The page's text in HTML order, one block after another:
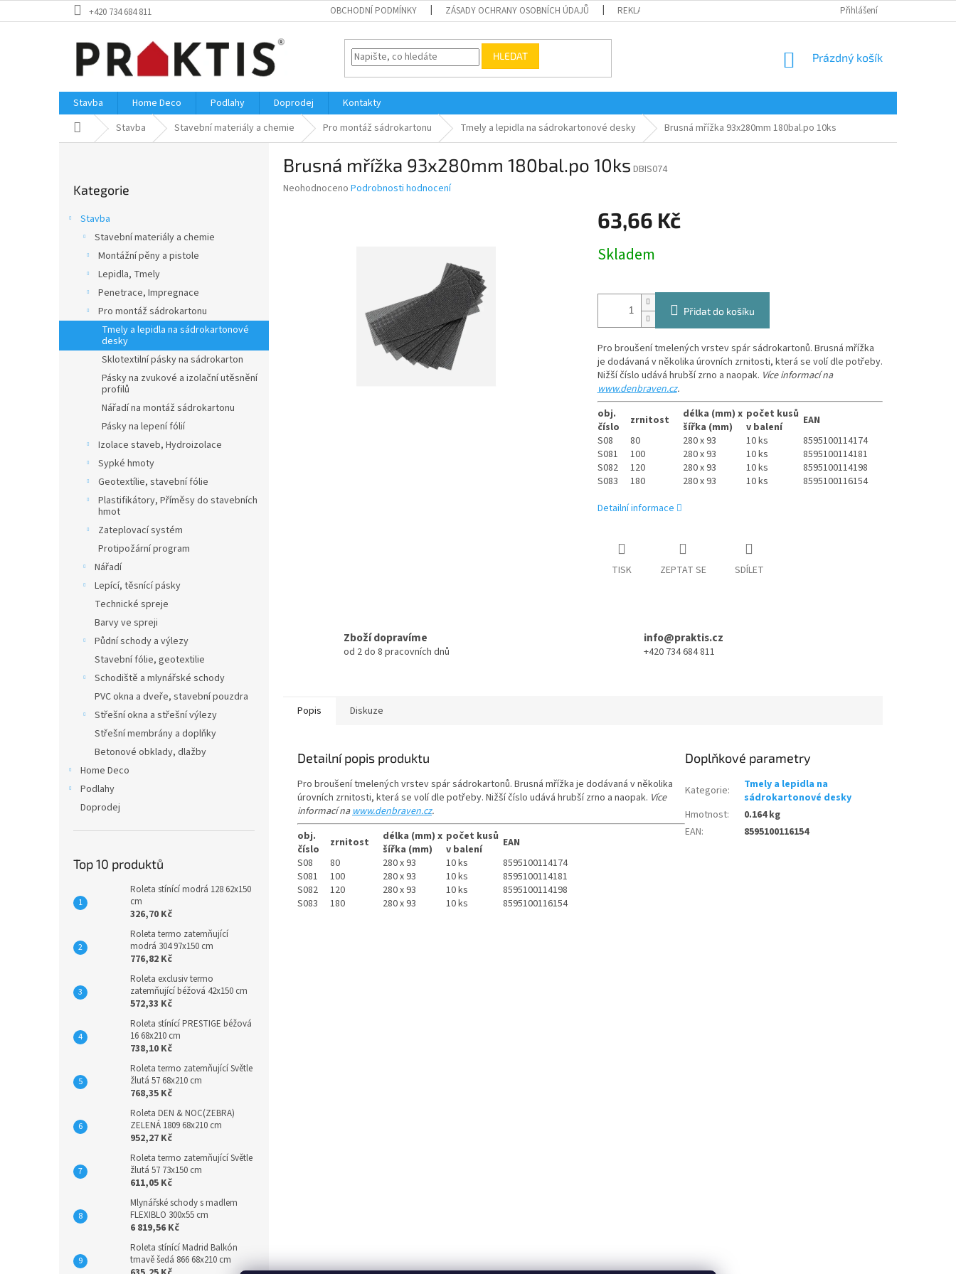
na
+420 734 684 811 OBCHODNÍ PODMÍNKY ZÁSADY OCHRANY OSOBNÍCH ÚDAJŮ REKLAMAČNÍ FORMULÁŘ Přihlášení
HLEDAT
NÁKUPNÍ
Prázdný košík
Stavba Home Deco Podlahy Doprodej
Kontakty
Domů Stavba Stavební materiály a chemie Pro montáž sádrokartonu Tmely a lepidla na sádrokartonové desky Brusná mřížka 93x280mm 180bal.po 10ks
n
l
kategorie
Kategorie
Stavba
Stavební materiály a chemie
Montážní pěny a pistole
Lepidla, Tmely
Penetrace, Impregnace
Pro montáž sádrokartonu
Tmely a lepidla na sádrokartonové
desky
Sklotextilní pásky na sádrokarton
Pásky na zvukové a izolační utěsnění
profilů
Nářadí na montáž sádrokartonu
Pásky na lepení fólií
Izolace staveb, Hydroizolace
Sypké hmoty
Geotextílie, stavební fólie
Plastifikátory, Příměsy do stavebních
hmot
Zateplovací systém
Protipožární program
Nářadí
Lepící, těsnící pásky
Technické spreje
Barvy ve spreji
Půdní schody a výlezy
Stavební fólie, geotextilie
Schodiště a mlynářské schody
PVC okna a dveře, stavební pouzdra
Střešní okna a střešní výlezy
Střešní membrány a doplňky
Betonové obklady, dlažby
Home Deco
Podlahy
Doprodej
Top 10 produktů
Roleta stínící modrá 128 62x150
cm
326,70 Kč
Roleta termo zatemňující
modrá 304 97x150 cm
776,82 Kč
Roleta exclusiv termo
zatemňující béžová 42x150 cm
572,33 Kč
Roleta stínící PRESTIGE béžová
16 68x210 cm
738,10 Kč
Roleta termo zatemňující Světle
žlutá 57 68x210 cm
768,35 Kč
Roleta DEN & NOC(ZEBRA)
ZELENÁ 1809 68x210 cm
952,27 Kč
Roleta termo zatemňující Světle
žlutá 57 73x150 cm
611,05 Kč
Mlynářské schody s madlem
FLEXIBLO 300x55 cm
6 819,56 Kč
Roleta stínící Madrid Balkón
tmavě šedá 866 68x210 cm
Brusná mřížka 93x280mm 180bal.po 10ks DBIS074
Průměrné
Neohodnoceno Podrobnosti hodnocení
63,66 Kč
cena:
Skladem
Přidat do košíku
Pro broušení tmelených vrstev spár sádrokartonů. Brusná mřížka
je dodávaná v několika úrovních zrnitosti, která se volí dle potřeby.
Nižší číslo udává hrubší zrno a naopak. Více informací na
www.denbraven.cz.
obj.
číslo
zrnitost
délka (mm) x
šířka (mm)
počet kusů
v balení
EAN
S08
80 280 x 93 10 ks
8595100114174
S081
100 280 x 93 10 ks
8595100114181
S082
120 280 x 93 10 ks
8595100114198
S083
180 280 x 93 10 ks
8595100116154
Detailní informace
TISK ZEPTAT SE SDÍLET
Zboží dopravíme
od 2 do 8 pracovních dnů
info@praktis.cz
+420 734 684 811
Popis Diskuze
Detailní popis produktu
Pro broušení tmelených vrstev spár sádrokartonů. Brusná mřížka je dodávaná v několika
úrovních zrnitosti, která se volí dle potřeby. Nižší číslo udává hrubší zrno a naopak. Více
informací nawww.denbraven.cz.
obj.
číslo
zrnitost
délka (mm) x
šířka (mm)
počet kusů
v balení
EAN
S08
80 280 x 93 10 ks
8595100114174
S081
100 280 x 93 10 ks
8595100114181
S082
120 280 x 93 10 ks
8595100114198
S083
180 280 x 93 10 ks 8595100116154
Doplňkové parametry
Kategorie:
Tmely a lepidla na
sádrokartonové desky
Hmotnost:
0.164 kg
EAN: 8595100116154